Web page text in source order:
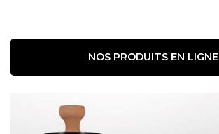
NOS PRODUITS EN LIGNE